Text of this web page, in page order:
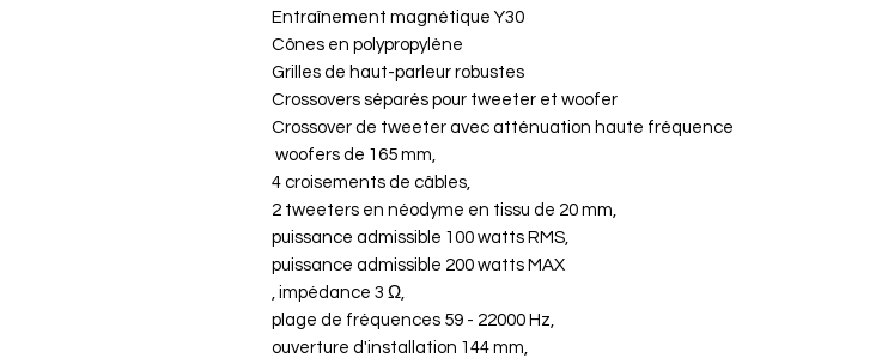
Entraînement magnétique Y30
Cônes en polypropylène
Grilles de haut-parleur robustes
Crossovers séparés pour tweeter et woofer
Crossover de tweeter avec atténuation haute fréquence
woofers de 165 mm,
4 croisements de câbles,
2 tweeters en néodyme en tissu de 20 mm,
puissance admissible 100 watts RMS,
puissance admissible 200 watts MAX
, impédance 3 Ω,
plage de fréquences 59 - 22000 Hz,
ouverture d'installation 144 mm,